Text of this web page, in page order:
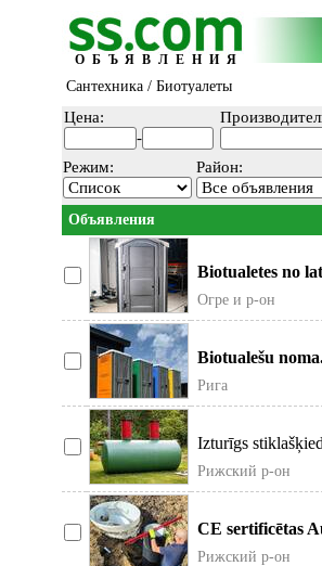
ОБЪЯВЛЕНИЯ
Сантехника / Биотуалеты
Цена:
-
Режим: Район:
Объявления
Biotualetes no
kabīnes, kas at
Огре и р-он
Biotualešu
Nodrošinām
Рига
Izturīgs
risinājums
Рижский р-он
CE sertificētas
Piedāvājam aug
Рижский р-он